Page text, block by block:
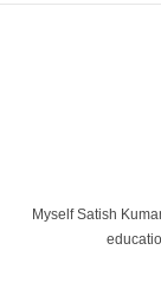
Myself Satish